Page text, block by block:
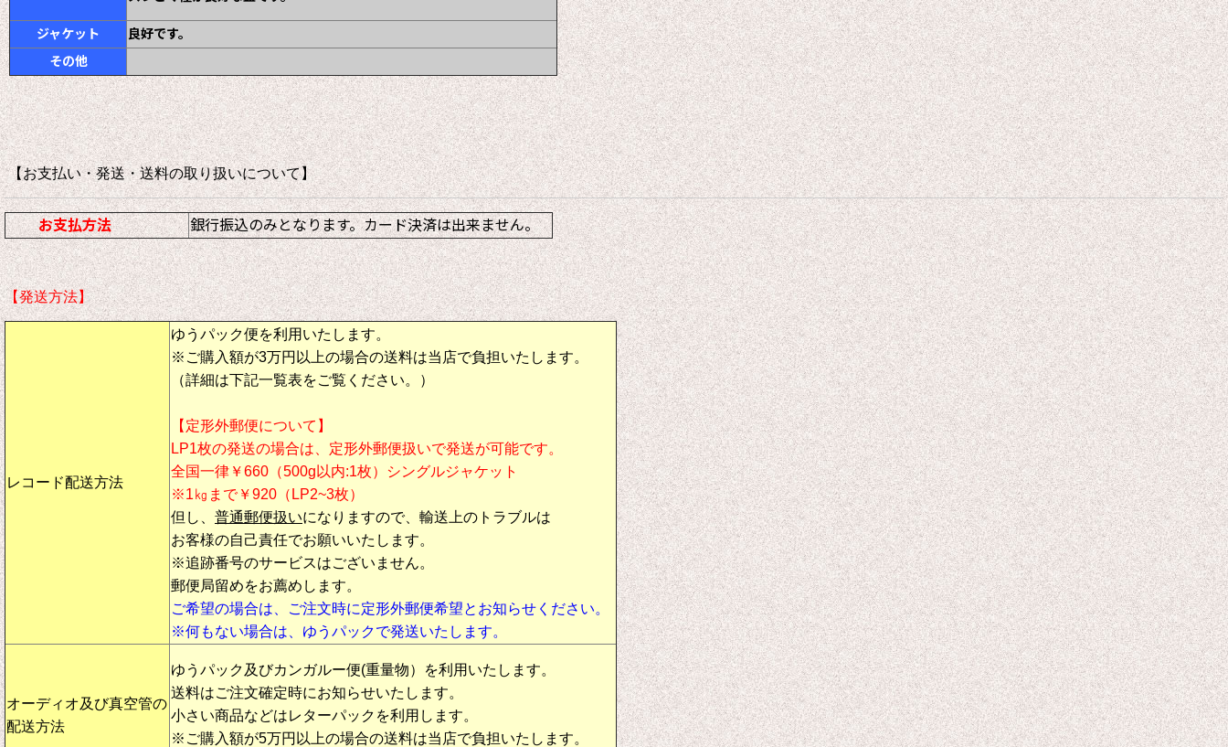
ジャケット
良好です。
その他
【お支払い・発送・送料の取り扱いについて】
お支払方法 銀行振込のみとなります。カード決済は出来ません。
【発送方法】
レコード配送方法
ゆうパック便を利用いたします。
※ご購入額が3万円以上の場合の送料は当店で負担いたします。
（詳細は下記一覧表をご覧ください。）
【定形外郵便について】
LP1枚の発送の場合は、定形外郵便扱いで発送が可能です。
全国一律￥660（500g以内:1枚）シングルジャケット
※1㎏まで￥920（LP2~3枚）
但し、 普通郵便扱いになりますので、輸送上のトラブルは
お客様の自己責任でお願いいたします。
※追跡番号のサービスはございません。
郵便局留めをお薦めします。
ご希望の場合は、ご注文時に定形外郵便希望とお知らせください。
※何もない場合は、ゆうパックで発送いたします。
オーディオ及び真空管の
配送方法
ゆうパック及びカンガルー便(重量物）を利用いたします。
送料はご注文確定時にお知らせいたします。
小さい商品などはレターパックを利用します。
※ご購入額が5万円以上の場合の送料は当店で負担いたします。